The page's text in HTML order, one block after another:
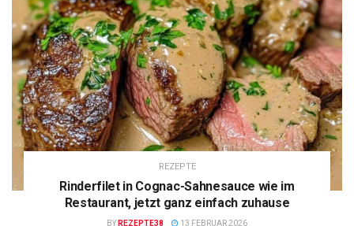
REZEPTE
Rinderfilet in Cognac-Sahnesauce wie im
Restaurant, jetzt ganz einfach zuhause
BY REZEPTE38 13 FEBRUAR 2026